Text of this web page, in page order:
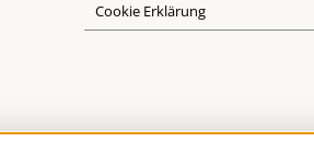
Cookie Erklärung